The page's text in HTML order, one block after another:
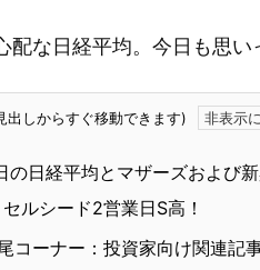
配な日経平均。今日も思い
出しからすぐ移動できます)
の日経平均とマザーズおよび
セルシード2営業日S高！
コーナー：投資家向け関連記